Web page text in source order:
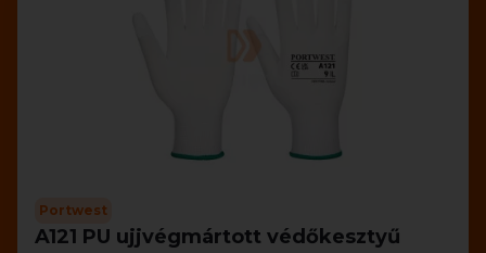
Portwest
A121 PU ujjvégmártott védőkesztyű